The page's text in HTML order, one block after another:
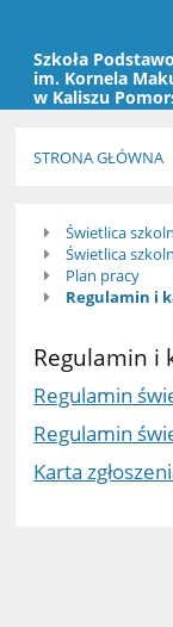
Szkoła
im. Kornela
w Kaliszu
STRONA GŁÓWNA
Świetlica
szkolna
Świetlica
Świetlica
Plan pracy
Regulamin i
Regulamin i
Regulamin
Regulamin
Karta